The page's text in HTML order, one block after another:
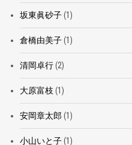
坂東眞砂子(1)
倉橋由美子(1)
清岡卓行(2)
大原富枝 (1)
安岡章太郎 (1)
小山いと子(1)